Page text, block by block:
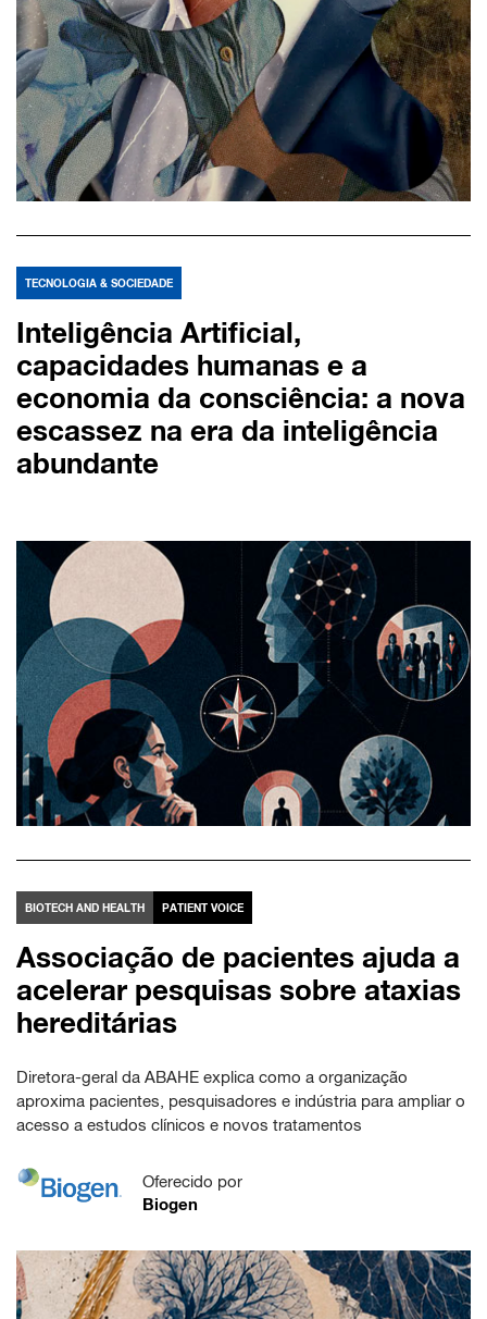
TECNOLOGIA & SOCIEDADE
Inteligência Artificial,
capacidades humanas e a
economia da consciência: a nova
escassez na era da inteligência
abundante
BIOTECH AND HEALTH PATIENT VOICE
Associação de pacientes ajuda a
acelerar pesquisas sobre ataxias
hereditárias
Diretora-geral da ABAHE explica como a organização
aproxima pacientes, pesquisadores e indústria para ampliar o
acesso a estudos clínicos e novos tratamentos
Oferecido por
Biogen